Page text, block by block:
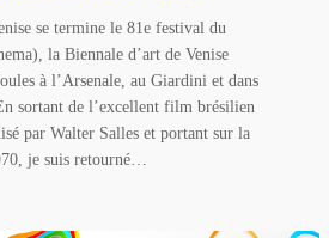
se termine le 81e festival du
la Biennale d’art de Venise
à l’Arsenale, au Giardini et dans
sortant de l’excellent film brésilien
par Walter Salles et portant sur la
je suis retourné…